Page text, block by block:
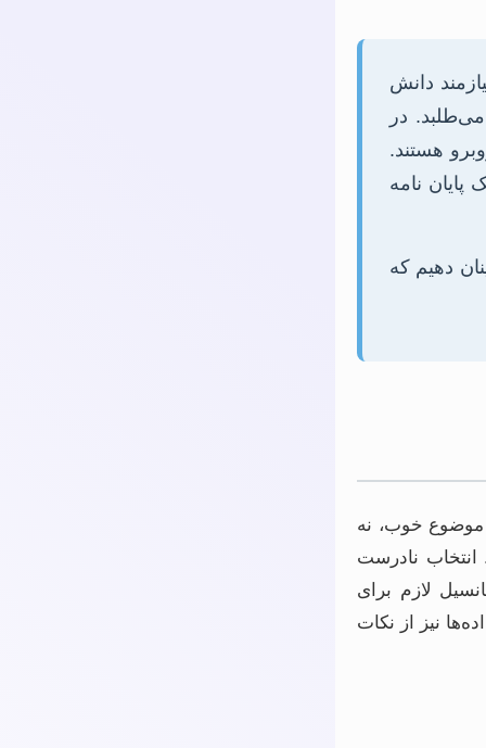
دانش
در
هستند.
نامه
دهیم که
موضوع خوب، نه
انتخاب نادرست
لازم برای
نیز از نکات